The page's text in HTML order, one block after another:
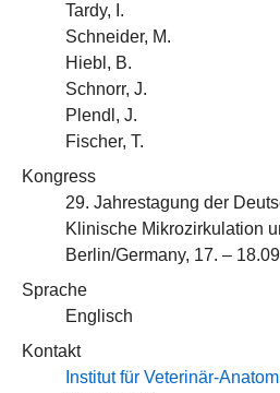
Tardy, I.
Schneider, M.
Hiebl, B.
Schnorr, J.
Plendl, J.
Fischer, T.
Kongress
29. Jahrestagung der
Klinische Mikrozirkulation
Berlin/Germany, 17. –
Sprache
Englisch
Kontakt
Institut für Veterinär-